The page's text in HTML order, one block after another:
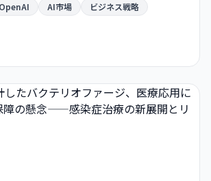
します。
OpenAI AI市場
ビジネス戦略